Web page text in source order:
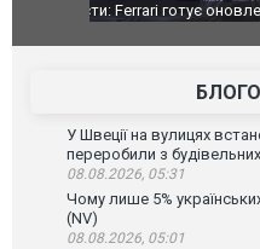
Вийшов трейлер нової
У Швеції на вулицях
переробили з
08.08.2026, 05:31
Чому лише 5%
(NV)
08.08.2026, 05:01